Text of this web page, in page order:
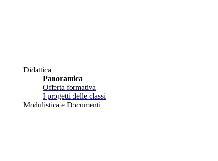
Didattica
Panoramica
Offerta formativa
I progetti delle classi
Modulistica e Documenti